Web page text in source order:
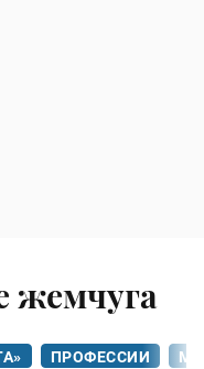
жемчуга
ПРОФЕССИИ